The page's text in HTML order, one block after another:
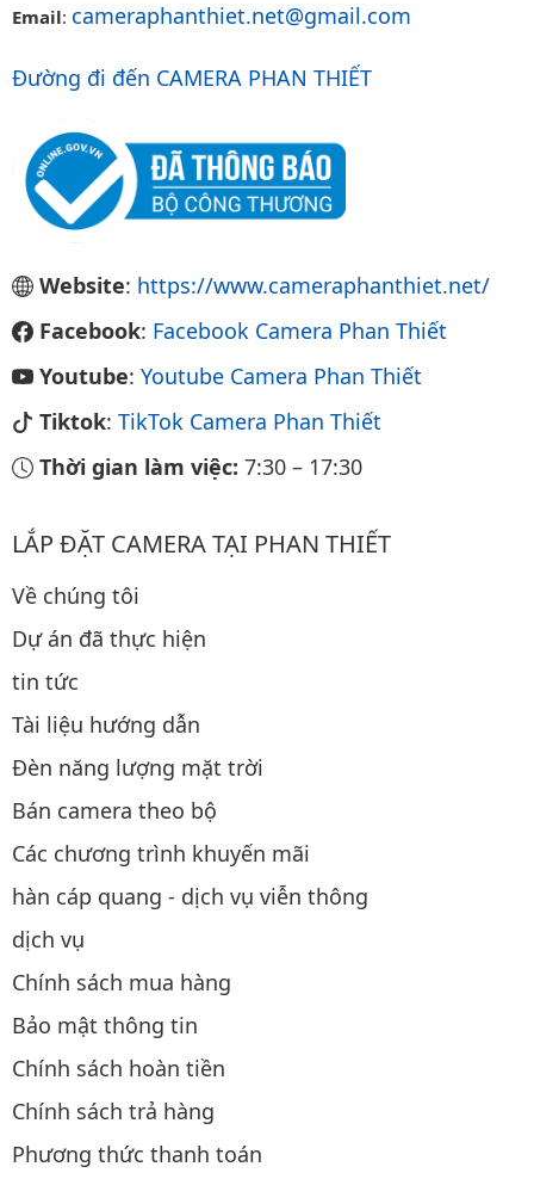
Email: cameraphanthiet.net@gmail.com
Đường đi đến CAMERA PHAN THIẾT
Website: https://www.cameraphanthiet.net/
Facebook: Facebook Camera Phan Thiết
Youtube: Youtube Camera Phan Thiết
Tiktok: TikTok Camera Phan Thiết
Thời gian làm việc: 7:30 – 17:30
LẮP ĐẶT CAMERA TẠI PHAN THIẾT
Về chúng tôi
Dự án đã thực hiện
tin tức
Tài liệu hướng dẫn
Đèn năng lượng mặt trời
Bán camera theo bộ
Các chương trình khuyến mãi
hàn cáp quang - dịch vụ viễn thông
dịch vụ
Chính sách mua hàng
Bảo mật thông tin
Chính sách hoàn tiền
Chính sách trả hàng
Phương thức thanh toán